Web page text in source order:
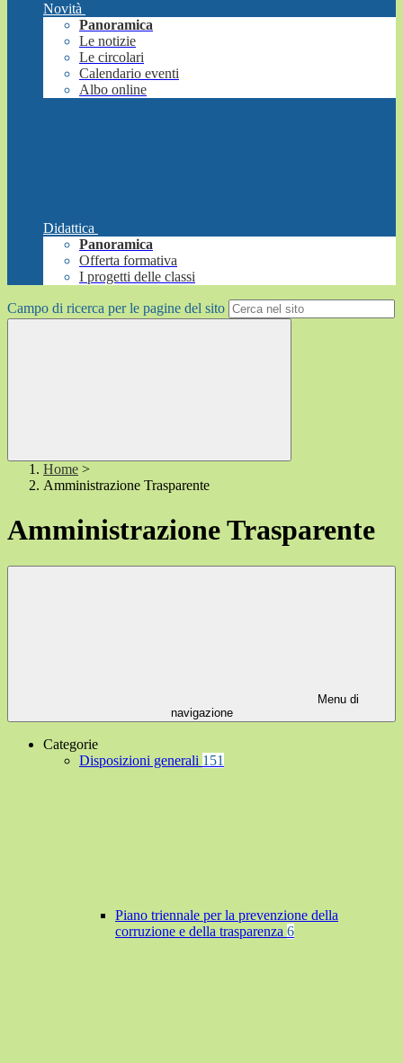
Novità
Panoramica
Le notizie
Le circolari
Calendario eventi
Albo online
Didattica
Panoramica
Offerta formativa
I progetti delle classi
Campo di ricerca per le pagine del sito
Home >
Amministrazione Trasparente
Amministrazione Trasparente
Menu di
navigazione
Categorie
Disposizioni generali 151
Piano triennale per la prevenzione della
corruzione e della trasparenza 6